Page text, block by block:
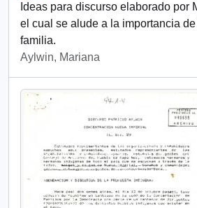
Ideas para discurso elaborado por
el cual se alude a la importancia
familia.
Aylwin, Mariana